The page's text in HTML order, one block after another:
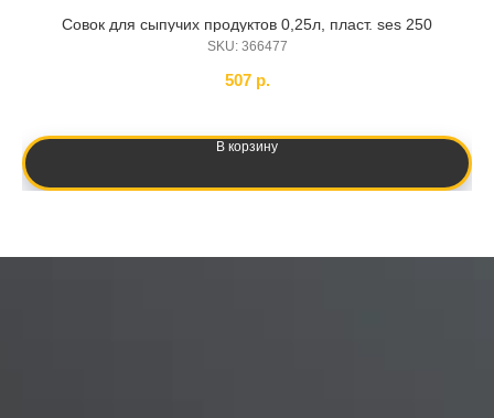
Совок для сыпучих продуктов 0,25л, пласт. ses 250
SKU: 366477
507 р.
В корзину